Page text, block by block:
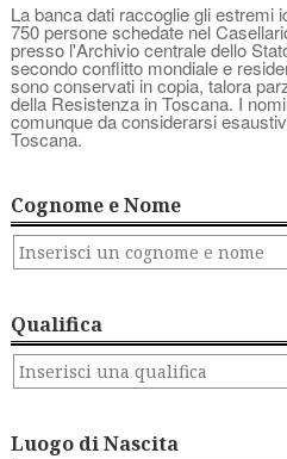
La banca dati raccoglie gli estremi
750 persone schedate nel
presso l'Archivio centrale dello
secondo conflitto mondiale e
sono conservati in copia, talora
della Resistenza in Toscana. I
comunque da considerarsi
Toscana.
Cognome e Nome
Qualifica
Luogo di Nascita